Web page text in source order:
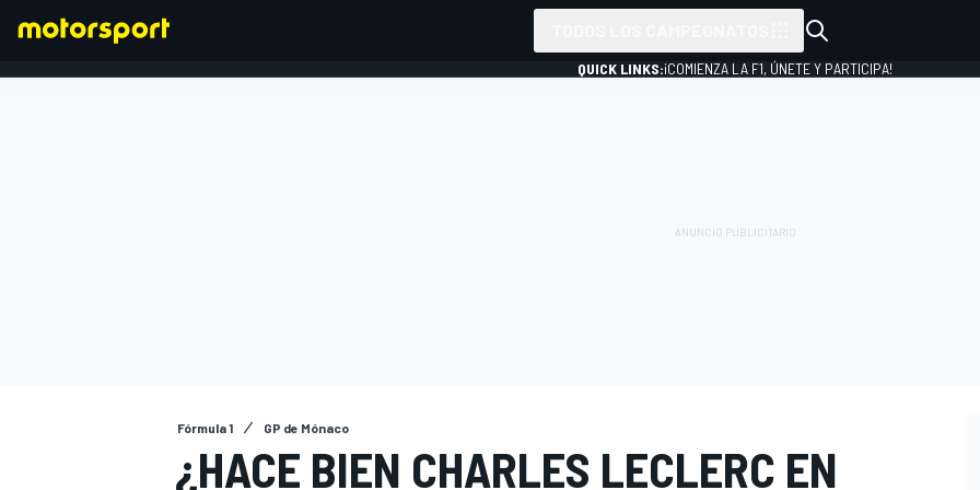
QUICK LINKS:¡COMIENZA LA F1, ÚNETE Y PARTICIPA!
Fórmula 1 GP de Mónaco
¿HACE BIEN CHARLES LECLERC EN